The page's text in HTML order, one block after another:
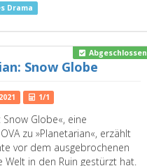
Drama
Abgeschlossen
Snow Globe
2021 1/1
Snow Globe«, eine
zu »Planetarian«, erzählt
vor dem ausgebrochenen
Welt in den Ruin gestürzt hat.